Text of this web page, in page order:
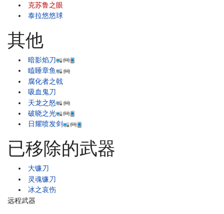
克苏鲁之眼
泰拉悠悠球
其他
暗影焰刀
瞌睡章鱼
腐化者之戟
吸血鬼刀
天龙之怒
破晓之光
日耀喷发剑
已移除的武器
大镰刀
灵魂镰刀
冰之哀伤
远程武器